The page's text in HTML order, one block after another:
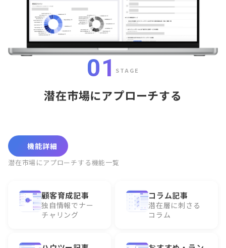
01 STAGE
潜在市場にアプローチする
機能詳細
潜在市場にアプローチする機能一覧
顧客育成記事
独自情報でナー
チャリング
コラム記事
潜在層に刺さる
コラム